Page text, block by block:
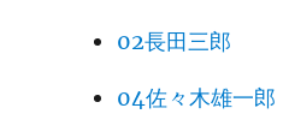
02長田三郎
04佐々木雄一郎